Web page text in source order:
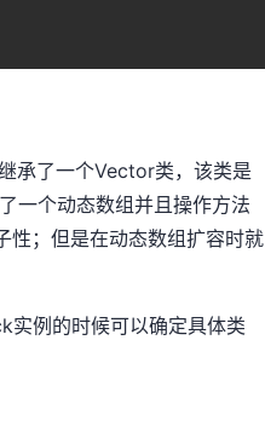
承了一个Vector类，该类是
一个动态数组并且操作方法
；但是在动态数组扩容时就
实例的时候可以确定具体类